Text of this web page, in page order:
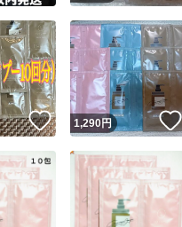
いいね！
1,290円